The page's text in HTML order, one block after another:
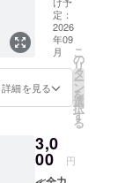
なく
なった
場合、
私たち
にでき
る限り
のケア
はさせ
だきま
すが、
それ以
さい。
ロゴを
希望さ
れた方
には別
者より
ご連絡
いただ
きま
す。 ＜
例＞
ポスト
カバー
への記
銘と同
じ内容
名いた
しま
サンク
スレ
ター ☆
支援
内特設
ページ
へのデ
ジタル
芳名
じ内容
にて芳
しま
す。 ④
サンク
スレ
以内推
奨（１
名あた
りの幅
は統一
ま
す。）
の個人
名のみ
とさせ
ていた
す。そ
の際は
内容の
修正を
依頼い
す。 ②
クラブ
正面に
御芳名
させて
いただ
だきま
す。 ③
サンク
スレ
ター ☆
時、必
ず備考
るHPへ
の御芳
名のお
す。 ・
有効期
間：
2026年
9月1
日〜
3月31日
特設
ページ
へのデ
（競技
団体・
NPO
等）等
の名称
を除
○○高校
OB一同
ン」の
公式サ
ポー
ターと
して、
公式HP
のコ
ガーデ
ンペー
ジにお
式スポ
ンサー
・法人
団体プ
ラン 】
①ス
ポーツ
元豊田
市の高
校と共
定：
2026
年09
月
詳細を見る
こ
の
リ
タ
ー
ン
を
選
択
す
る
3,0
00 円